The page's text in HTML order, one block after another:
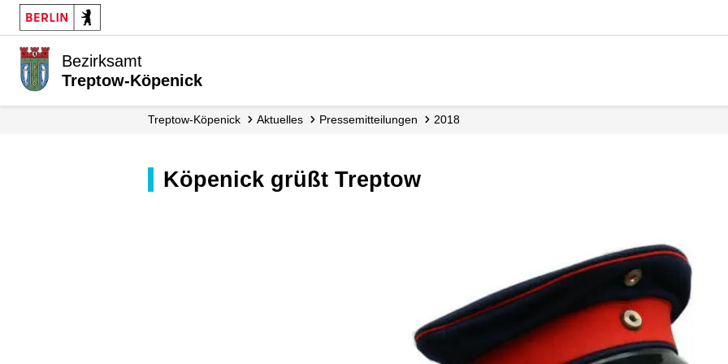
Bezirksamt
Treptow-Köpenick
Treptow-Köpenick Aktuelles Presse­mitteilungen 2018
Köpenick grüßt Treptow